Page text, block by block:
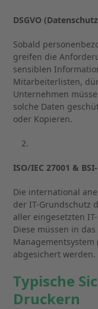
DSGVO
Sobald
greifen die
sensiblen
Mitarbeiterlisten,
Unternehmen
solche Daten
oder Kopieren.
ISO/IEC 27001 &
Die international
der IT-Grundschutz
aller eingesetzten
Diese müssen in
abgesichert werden.
Typische
Druckern